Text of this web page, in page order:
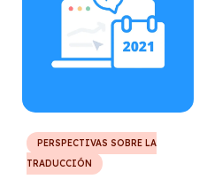
PERSPECTIVAS SOBRE LA
TRADUCCIÓN